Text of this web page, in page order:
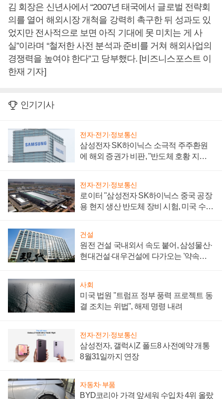
김 회장은 신년사에서 “2007년 태국에서 글로벌 전략회
의를 열어 해외시장 개척을 강력히 촉구한 뒤 성과도 있
었지만 전사적으로 보면 아직 기대에 못 미치는 게 사
실”이라며 “철저한 사전 분석과 준비를 거쳐 해외사업의
경쟁력을 높여야 한다”고 당부했다. [비즈니스포스트 이
한재 기자]
인기기사
전자·전기·정보통신
삼성전자 SK하이닉스 소극적 주주환원
에 해외 증권가 비판, "반도체 호황 지속
전자·전기·정보통신
로이터 "삼성전자 SK하이닉스 중국 공장
용 현지 생산 반도체 장비 시험, 미국 수출
건설
원전 건설 국내외서 속도 붙어, 삼성물산·
현대건설·대우건설에 다가오는 '약속의
사회
미국 법원 "트럼프 정부 풍력 프로젝트 동
결 조치는 위법", 해제 명령 내려
전자·전기·정보통신
삼성전자, 갤럭시Z 폴드8 사전예약 개통
8월31일까지 연장
자동차·부품
BYD코리아 가격 앞세워 수입차 4위 올랐